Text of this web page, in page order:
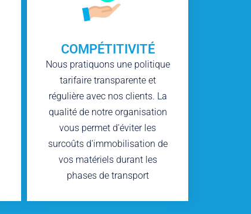
COMPÉTITIVITÉ
Nous pratiquons une politique
tarifaire transparente et
régulière avec nos clients. La
qualité de notre organisation
vous permet d'éviter les
surcoûts d'immobilisation de
vos matériels durant les
phases de transport